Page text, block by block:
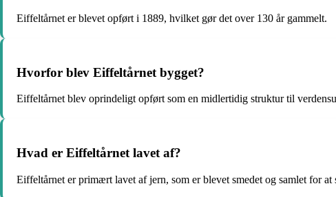
Eiffeltårnet er blevet opført i 1889, hvilket gør det over 130 år gammelt.
Hvorfor blev Eiffeltårnet bygget?
Eiffeltårnet blev oprindeligt opført som en midlertidig struktur til
Hvad er Eiffeltårnet lavet af?
Eiffeltårnet er primært lavet af jern, som er blevet smedet og samlet for at